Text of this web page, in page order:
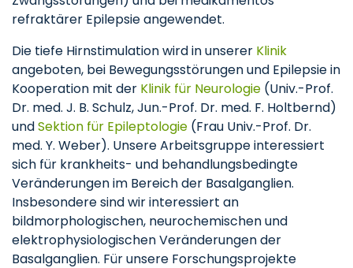
refraktärer Epilepsie angewendet.
Die tiefe Hirnstimulation wird in unserer Klinik
angeboten, bei Bewegungsstörungen und Epilepsie in
Kooperation mit der Klinik für Neurologie (Univ.-Prof.
Dr. med. J. B. Schulz, Jun.-Prof. Dr. med. F. Holtbernd)
undSektion für Epileptologie (Frau Univ.-Prof. Dr.
med. Y. Weber). Unsere Arbeitsgruppe interessiert
sich für krankheits- und behandlungsbedingte
Veränderungen im Bereich der Basalganglien.
Insbesondere sind wir interessiert an
bildmorphologischen, neurochemischen und
elektrophysiologischen Veränderungen der
Basalganglien. Für unsere Forschungsprojekte